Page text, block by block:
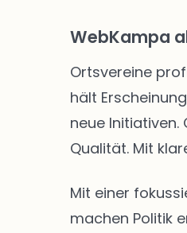
WebKampa
Ortsvereine
hält
neue
Qualität. Mit
Mit einer
machen Politik